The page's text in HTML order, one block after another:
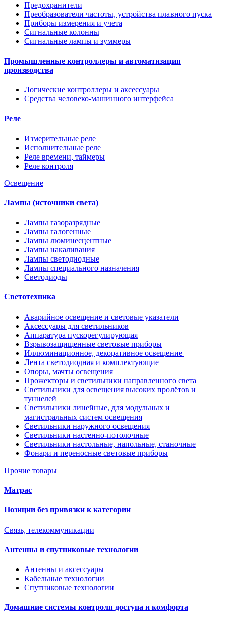
Предохранители
Преобразователи частоты, устройства плавного пуска
Приборы измерения и учета
Сигнальные колонны
Сигнальные лампы и зуммеры
Промышленные контроллеры и автоматизация
производства
Логические контроллеры и аксессуары
Средства человеко-машинного интерфейса
Реле
Измерительные реле
Исполнительные реле
Реле времени, таймеры
Реле контроля
Освещение
Лампы (источники света)
Лампы газоразрядные
Лампы галогенные
Лампы люминесцентные
Лампы накаливания
Лампы светодиодные
Лампы специального назначения
Светодиоды
Светотехника
Аварийное освещение и световые указатели
Аксессуары для светильников
Аппаратура пускорегулирующая
Взрывозащищенные световые приборы
Иллюминационное, декоративное освещение
Лента светодиодная и комплектующие
Опоры, мачты освещения
Прожекторы и светильники направленного света
Светильники для освещения высоких пролётов и
туннелей
Светильники линейные, для модульных и
магистральных систем освещения
Светильники наружного освещения
Светильники настенно-потолочные
Светильники настольные, напольные, станочные
Фонари и переносные световые приборы
Прочие товары
Матрас
Позиции без привязки к категории
Связь, телекоммуникации
Антенны и спутниковые технологии
Антенны и аксессуары
Кабельные технологии
Спутниковые технологии
Домашние системы контроля доступа и комфорта